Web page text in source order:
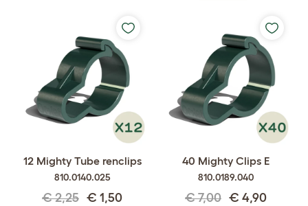
12 Mighty Tube renclips
810.0140.025
€ 2,25 € 1,50
40 Mighty Clips E
810.0189.040
€ 7,00 € 4,90